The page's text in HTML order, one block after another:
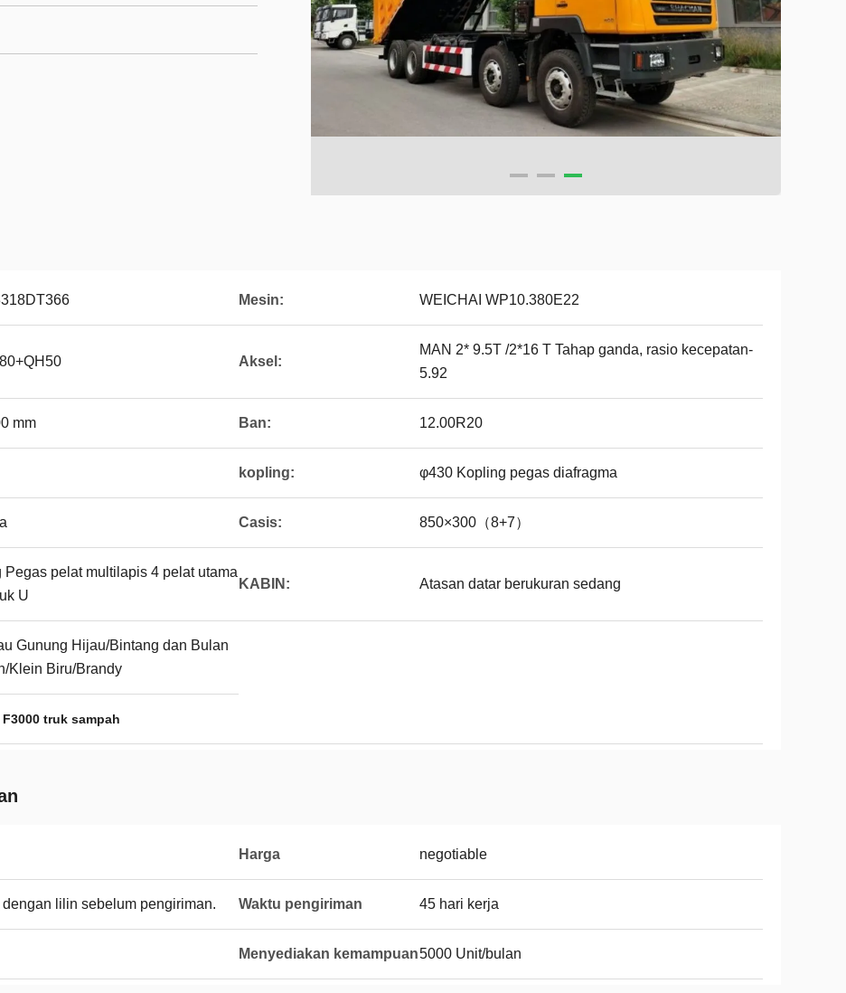
Mesin: WEICHAI WP10.380E22
Aksel:
MAN 2* 9.5T /2*16 T Tahap ganda, rasio kecepatan-
5.92
mm Ban: 12.00R20
kopling: φ430 Kopling pegas diafragma
Casis: 850×300（8+7）
Pegas pelat multilapis 4 pelat utama
U
KABIN: Atasan datar berukuran sedang
Gunung Hijau/Bintang dan Bulan
Klein Biru/Brandy
F3000 truk sampah
Harga negotiable
lilin sebelum pengiriman. Waktu pengiriman 45 hari kerja
Menyediakan kemampuan5000 Unit/bulan